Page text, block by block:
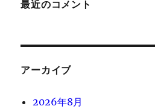
最近のコメント
アーカイブ
2026年8月